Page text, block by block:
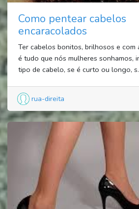
Como pentear cabelos
encaracolados
Ter cabelos bonitos, brilhosos e com
é tudo que nós mulheres sonhamos,
tipo de cabelo, se é curto ou longo,
rua-direita